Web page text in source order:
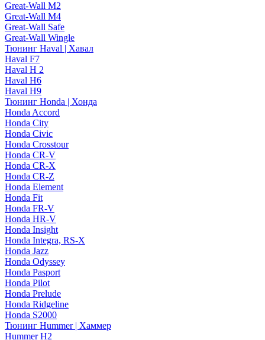
Great-Wall M2
Great-Wall M4
Great-Wall Safe
Great-Wall Wingle
Тюнинг Haval | Хавал
Haval F7
Haval H 2
Haval H6
Haval H9
Тюнинг Honda | Хонда
Honda Accord
Honda City
Honda Civic
Honda Crosstour
Honda CR-V
Honda CR-X
Honda CR-Z
Honda Element
Honda Fit
Honda FR-V
Honda HR-V
Honda Insight
Honda Integra, RS-X
Honda Jazz
Honda Odyssey
Honda Pasport
Honda Pilot
Honda Prelude
Honda Ridgeline
Honda S2000
Тюнинг Hummer | Хаммер
Hummer H2